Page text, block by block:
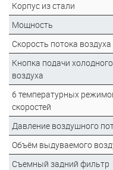
Корпус из стали
Мощность
Скорость потока воздуха
Кнопка подачи холодного
воздуха
6 температурных
скоростей
Давление воздушного
Объём выдуваемого
Съемный задний фильтр